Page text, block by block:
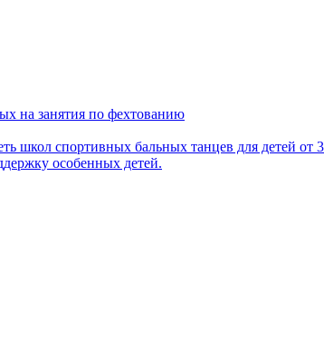
на занятия по фехтованию
спортивных бальных танцев для детей от
особенных детей.